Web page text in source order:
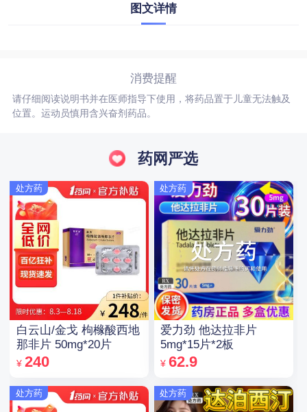
图文详情
消费提醒
请仔细阅读说明书并在医师指导下使用，将药品置于儿童无法触及
位置。运动员慎用含兴奋剂药品。
药网严选
处方药
白云山/金戈 枸橼酸西地
那非片 50mg*20片
¥ 240
处方药
处方药
爱力劲 他达拉非片
5mg*15片*2板
¥ 62.9
处方药